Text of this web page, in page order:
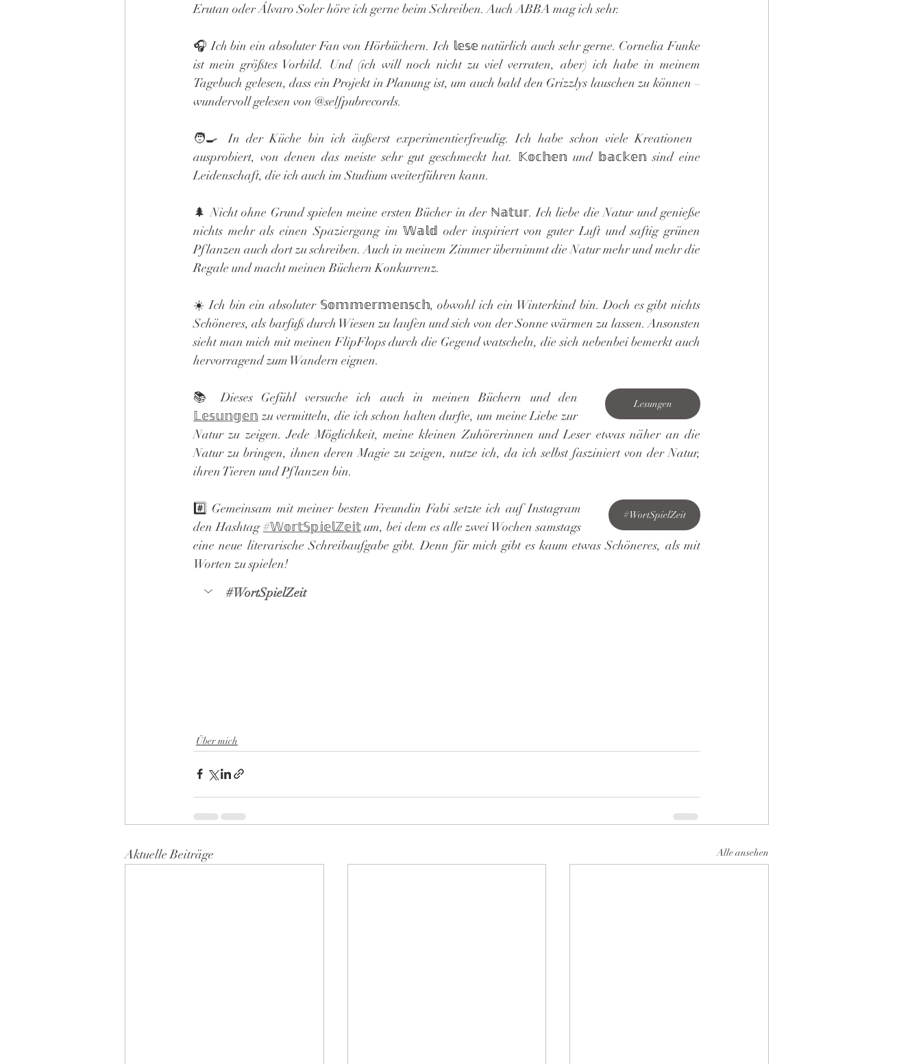
Erutan oder Álvaro Soler höre ich gerne beim Schreiben. Auch ABBA mag ich sehr.
🎧 Ich bin ein absoluter Fan von Hörbüchern. Ich 𝕝𝕖𝕤𝕖 natürlich auch sehr gerne. Cornelia Funke
ist mein größtes Vorbild. Und (ich will noch nicht zu viel verraten, aber) ich habe in meinem
Tagebuch gelesen, dass ein Projekt in Planung ist, um auch bald den Grizzlys lauschen zu können –
wundervoll gelesen von @selfpubrecords.
🧑‍🍳 In der Küche bin ich äußerst experimentierfreudig. Ich habe schon viele Kreationen
ausprobiert, von denen das meiste sehr gut geschmeckt hat. 𝕂𝕠𝕔𝕙𝕖𝕟 und 𝕓𝕒𝕔𝕜𝕖𝕟 sind eine
Leidenschaft, die ich auch im Studium weiterführen kann.
🌲 Nicht ohne Grund spielen meine ersten Bücher in der ℕ𝕒𝕥𝕦𝕣. Ich liebe die Natur und genieße
nichts mehr als einen Spaziergang im 𝕎𝕒𝕝𝕕 oder inspiriert von guter Luft und saftig grünen
Pflanzen auch dort zu schreiben. Auch in meinem Zimmer übernimmt die Natur mehr und mehr die
Regale und macht meinen Büchern Konkurrenz.
☀️ Ich bin ein absoluter 𝕊𝕠𝕞𝕞𝕖𝕣𝕞𝕖𝕟𝕤𝕔𝕙, obwohl ich ein Winterkind bin. Doch es gibt nichts
Schöneres, als barfuß durch Wiesen zu laufen und sich von der Sonne wärmen zu lassen. Ansonsten
sieht man mich mit meinen FlipFlops durch die Gegend watscheln, die sich nebenbei bemerkt auch
hervorragend zum Wandern eignen.
Lesungen
𝕃𝕖𝕤𝕦𝕟𝕘𝕖𝕟 zu vermitteln, die ich schon halten durfte, um meine Liebe zur
Natur zu zeigen. Jede Möglichkeit, meine kleinen Zuhörerinnen und Leser etwas näher an die
Natur zu bringen, ihnen deren Magie zu zeigen, nutze ich, da ich selbst fasziniert von der Natur,
ihren Tieren und Pflanzen bin.
#WortSpielZeit
#️⃣ Gemeinsam mit meiner besten Freundin Fabi setzte ich auf Instagram
den Hashtag #𝕎𝕠𝕣𝕥𝕊𝕡𝕚𝕖𝕝ℤ𝕖𝕚𝕥 um, bei dem es alle zwei Wochen samstags
eine neue literarische Schreibaufgabe gibt. Denn für mich gibt es kaum etwas Schöneres, als mit
Worten zu spielen!
#WortSpielZeit
Über mich
Aktuelle Beiträge Alle ansehen